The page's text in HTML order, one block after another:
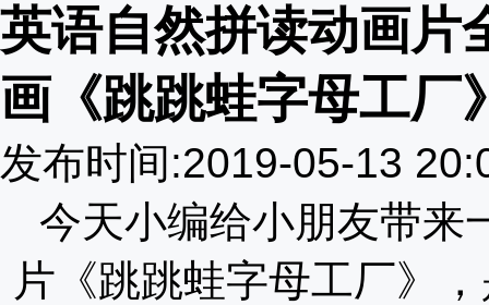
英语自然拼读动画片
画《跳跳蛙字母工厂
发布时间:2019-05-13
今天小编给小朋友带来
片《跳跳蛙字母工厂》